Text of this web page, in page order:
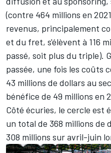
(contre 464 millions en
revenus, principalement
et du fret, s'élèvent à 116
passé, soit plus du triple).
passée, une fois les coûts
43 millions de dollars au
bénéfice de 49 millions en
Côté écuries, le cercle est
un total de 368 millions de
308 millions sur avril-juin